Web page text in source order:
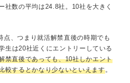
社数の平均は24.8社。10社を大きく
点、つまり就活解禁直後の時期でも
生は20社近くにエントリーしている
禁直後であっても、10社しかエント
較するとかなり少ないといえます。